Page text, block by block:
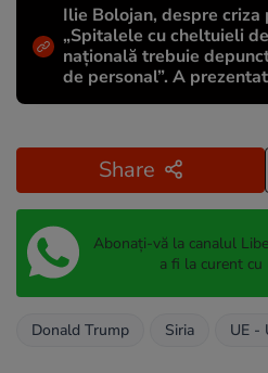
Ilie Bolojan, despre
„Spitalele cu cheltuieli
națională trebuie
de personal”. A
Share
Abonați-vă la canalul
a fi la curent
Donald Trump Siria UE -